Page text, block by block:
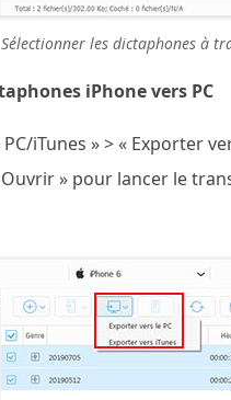
Sélectionner les dictaphones à
iPhone vers PC
iTunes » > « Exporter
» pour lancer le